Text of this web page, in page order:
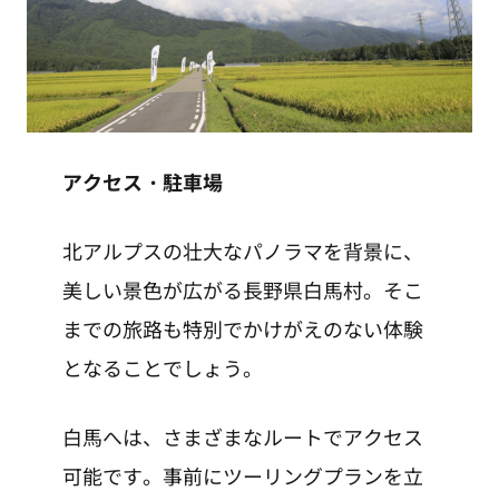
アクセス・駐車場
北アルプスの壮大なパノラマを背景に、
美しい景色が広がる長野県白馬村。そこ
までの旅路も特別でかけがえのない体験
となることでしょう。
白馬へは、さまざまなルートでアクセス
可能です。事前にツーリングプランを立